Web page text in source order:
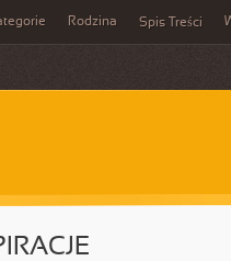
Rodzina Spis Treści